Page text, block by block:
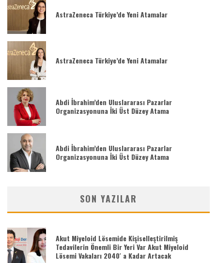
AstraZeneca Türkiye’de Yeni Atamalar
AstraZeneca Türkiye’de Yeni Atamalar
Abdi İbrahim’den Uluslararası Pazarlar
Organizasyonuna İki Üst Düzey Atama
Abdi İbrahim’den Uluslararası Pazarlar
Organizasyonuna İki Üst Düzey Atama
SON YAZILAR
Akut Miyeloid Lösemide Kişiselleştirilmiş
Tedavilerin Önemli Bir Yeri Var Akut Miyeloid
Lösemi Vakaları 2040′ a Kadar Artacak